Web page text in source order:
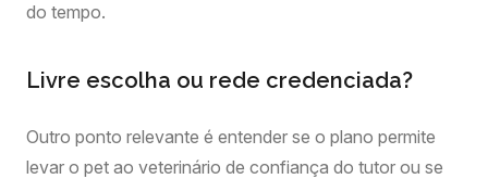
do tempo.
Livre escolha ou rede credenciada?
Outro ponto relevante é entender se o plano permite
levar o pet ao veterinário de confiança do tutor ou se